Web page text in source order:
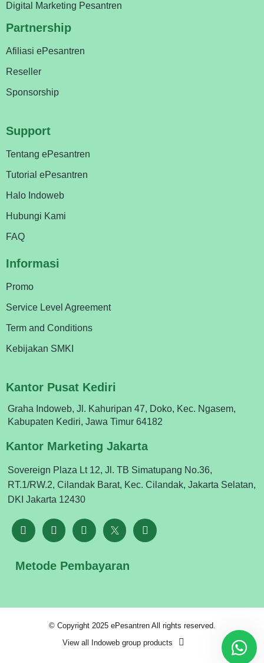
Digital Marketing Pesantren
Partnership
Afiliasi ePesantren
Reseller
Sponsorship
Support
Tentang ePesantren
Tutorial ePesantren
Halo Indoweb
Hubungi Kami
FAQ
Informasi
Promo
Service Level Agreement
Term and Conditions
Kebijakan SMKI
Kantor Pusat Kediri
Graha Indoweb, Jl. Kahuripan 47, Doko, Kec. Ngasem,
Kabupaten Kediri, Jawa Timur 64182
Kantor Marketing Jakarta
Sovereign Plaza Lt 12, Jl. TB Simatupang No.36,
RT.1/RW.2, Cilandak Barat, Kec. Cilandak, Jakarta Selatan,
DKI Jakarta 12430
Metode Pembayaran
© Copyright 2025 ePesantren All rights reserved.
View all Indoweb group products